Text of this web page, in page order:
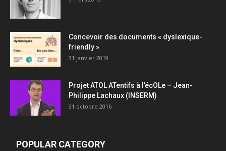
Concevoir des documents « dyslexique-
friendly »
31 janvier 2019
Projet ATOL ATentifs à l’écOLe – Jean-
Philippe Lachaux (INSERM)
31 octobre 2016
POPULAR CATEGORY